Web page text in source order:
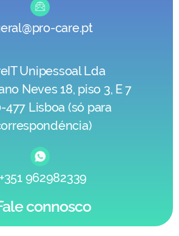
care.pt
Unipessoal Lda
Neves 18, piso 3, E 7
477 Lisboa (só para
+351 962982339
connosco